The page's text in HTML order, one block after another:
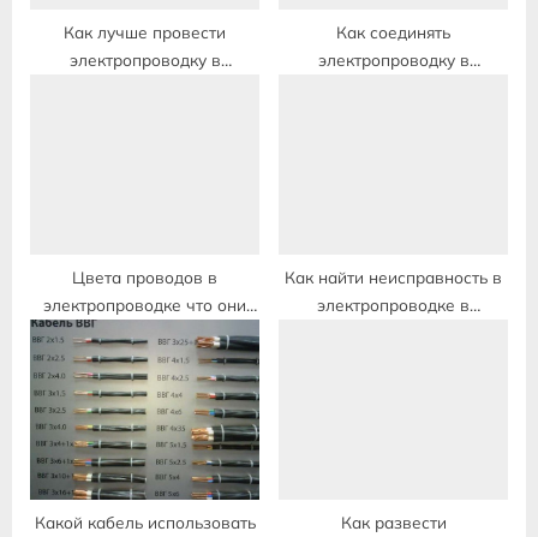
Как лучше провести
электропроводку в
Как соединять
электропроводку в
Цвета проводов в
электропроводке что они
Как найти неисправность в
электропроводке в
Какой кабель использовать
Как развести